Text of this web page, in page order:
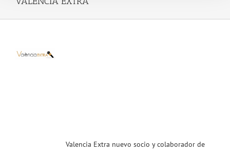
Valencia Extra nuevo socio y colaborador de